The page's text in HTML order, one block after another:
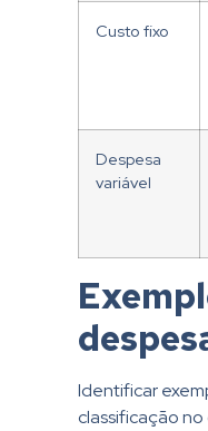
Custo fixo
Despesa
variável
Identificar
classificação no